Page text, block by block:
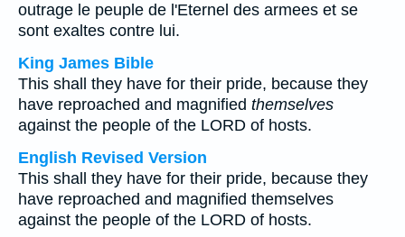
outrage le peuple de l'Eternel des armees et se
sont exaltes contre lui.
King James Bible
This shall they have for their pride, because they
have reproached and magnified themselves
against the people of the LORD of hosts.
English Revised Version
This shall they have for their pride, because they
have reproached and magnified themselves
against the people of the LORD of hosts.